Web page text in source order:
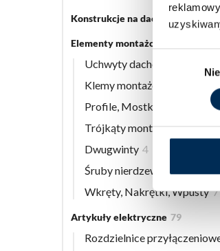
Konstrukcje na dach płaski 3
Elementy montażowe
Uchwyty dachowe
Klemy montażowe
Profile, Mostki
Trójkąty montażowe 3
Dwugwinty 4
Śruby nierdzewne
Wkręty, Nakrętki, Wpusty 7
Artykuły elektryczne 79
Rozdzielnice